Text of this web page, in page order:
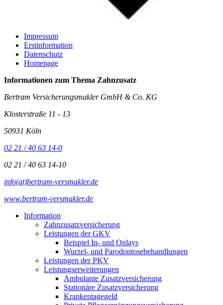
Impressum
Erstinformation
Datenschutz
Homepage
Informationen zum Thema Zahnzusatz
Bertram Versicherungsmakler GmbH & Co. KG
Klosterstraße 11 - 13
50931 Köln
02 21 / 40 63 14-0
02 21 / 40 63 14-10
info(at)bertram-versmakler.de
www.bertram-versmakler.de
Information
Zahnzusatzversicherung
Leistungen der GKV
Beispiel In- und Onlays
Wurzel- und Parodontosebehandlungen
Leistungen der PKV
Leistungserweiterungen
Ambulante Zusatzversicherung
Stationäre Zusatzversicherung
Krankentagegeld